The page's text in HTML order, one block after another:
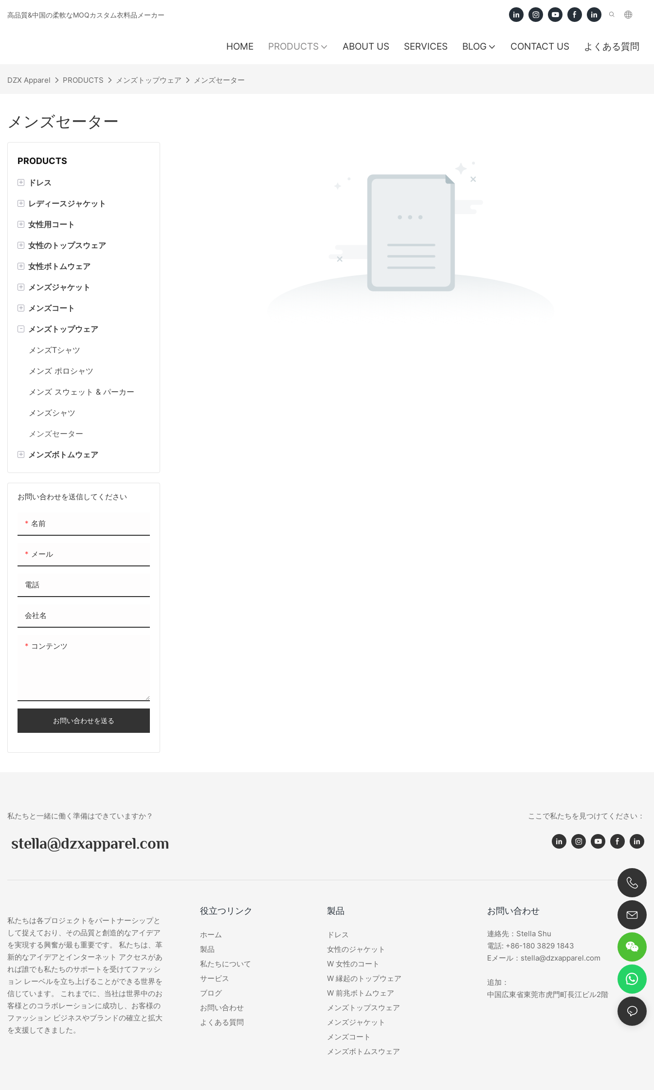
高品質&中国の柔軟なMOQカスタム衣料品メーカー
HOME PRODUCTS ABOUT US SERVICES BLOG CONTACT US よくある質問
DZX Apparel PRODUCTS メンズトップウェア メンズセーター
メンズセーター
PRODUCTS
+ ドレス
マキシドレス
ミニドレス
ボディコンドレス
カジュアルドレス
+ レディースジャケット
レディースデニムジャケット
レディース ボンバー ジャケット
+ 女性用コート
女性ブレザー
レディース トレンチ コート
レディースフェイクファーコー
+ 女性のトップスウェア
女性セーター&カーディガン
レディース スウェット & パーカ
+ 女性ボトムウェア
スカート
女性のショートパンツ
女性のパンツ
女性ジョガー
+ メンズジャケット
メンズデニムジャケット
メンズ ボンバージャケット
+ メンズコート
メンズ トレンチ コート
メンズフェイクレザーコート
- メンズトップウェア
メンズTシャツ
メンズ ポロシャツ
メンズ スウェット & パーカー
メンズシャツ
メンズセーター
+ メンズボトムウェア
メンズショーツ
メンズパンツ
お問い合わせを送信してください
名前
メール
電話
会社名
コンテンツ
お問い合わせを送る
私たちと一緒に働く準備はできていますか？
stella@dzxapparel.com
ここで私たちを見つけてください：
私たちは各プロジェクトをパートナーシップと
して捉えており、その品質と創造的なアイデア
を実現する興奮が最も重要です。 私たちは、革
新的なアイデアとインターネット アクセスがあ
れば誰でも私たちのサポートを受けてファッシ
ョン レーベルを立ち上げることができる世界を
信じています。 これまでに、当社は世界中のお
客様とのコラボレーションに成功し、お客様の
ファッション ビジネスやブランドの確立と拡大
を支援してきました。
役立つリンク
ホーム
製品
私たちについて
サービス
ブログ
お問い合わせ
よくある質問
製品
ドレス
女性のジャケット
W 女性のコート
W 縁起のトップウェア
W 前兆ボトムウェア
メンズトップスウェア
メンズジャケット
メンズコート
メンズボトムスウェア
お問い合わせ
連絡先：Stella Shu
電話: +86-180 3829 1843
Eメール：stella@dzxapparel.com
追加：
中国広東省東莞市虎門町長江ビル2階